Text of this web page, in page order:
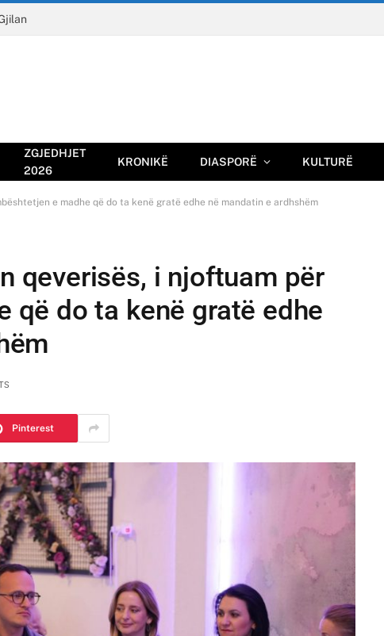
ZGJEDHJET
2026
KRONIKË DIASPORË KULTURË
e madhe që do ta kenë gratë edhe në mandatin e ardhshëm
qeverisës, i njoftuam për
që do ta kenë gratë edhe
Pinterest